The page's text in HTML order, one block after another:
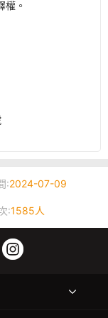
權。
:2024-07-09
:1585人